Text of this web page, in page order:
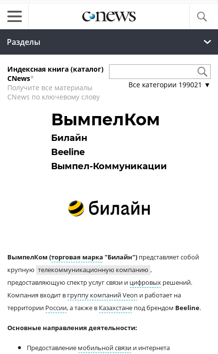
Разделы
Индексная книга (каталог)
CNews*
Получите все материалы
CNews по ключевому слову
Все категории 199021 ▼
ВымпелКом
Билайн
Beeline
Вымпел-Коммуникации
ВымпелКом (торговая марка "Билайн") представляет собой
крупную телекоммуникационную компанию ,
предоставляющую спектр услуг связи и цифровых решений.
Компания входит в группу компаний Veon и работает на
территории России, а также в Казахстане под брендом Beeline.
Основные направления деятельности:
Предоставление мобильной связи и интернета